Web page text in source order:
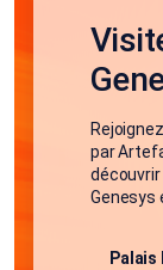
par
Genesys